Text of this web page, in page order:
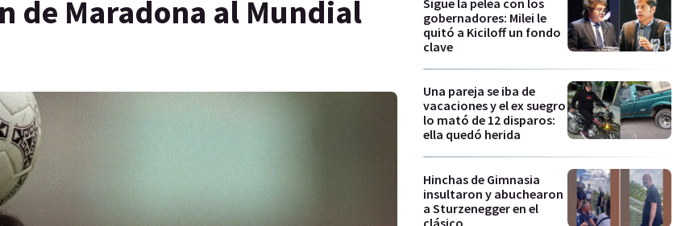
de Maradona al Mundial
gobernadores: Milei le
quitó a Kiciloff un fondo
clave
Una pareja se iba de
vacaciones y el ex suegro
lo mató de 12 disparos:
ella quedó herida
Hinchas de Gimnasia
insultaron y abuchearon
a Sturzenegger en el
clásico